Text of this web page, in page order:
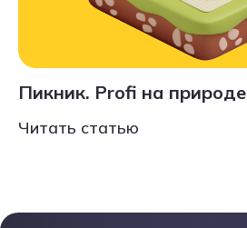
Пикник. Profi на природе
Читать статью